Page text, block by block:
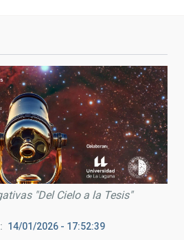
"Del Cielo a la Tesis"
14/01/2026 - 17:52:39